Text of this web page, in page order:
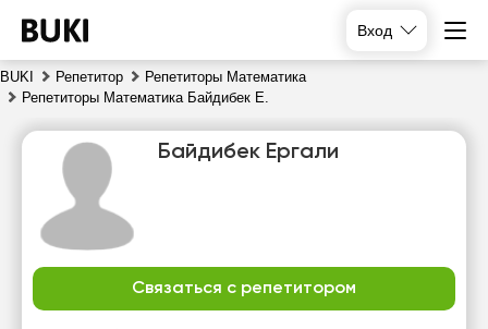
Вход
BUKI Репетитор
Репетиторы Математика
Репетиторы Математика Байдибек Е.
Байдибек Ергали
Связаться с репетитором
вс
пн